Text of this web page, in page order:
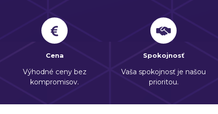
Cena
Výhodné ceny bez
kompromisov.
Spokojnosť
Vaša spokojnosť je našou
prioritou.